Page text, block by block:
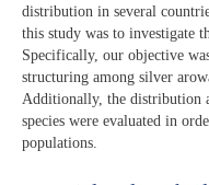
distribution in several
this study was to investigate
Specifically, our objective
structuring among silver
Additionally, the distribution
species were evaluated in
populations.